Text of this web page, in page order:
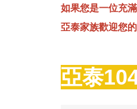
如果您是一位充
亞泰家族歡迎您
亞泰